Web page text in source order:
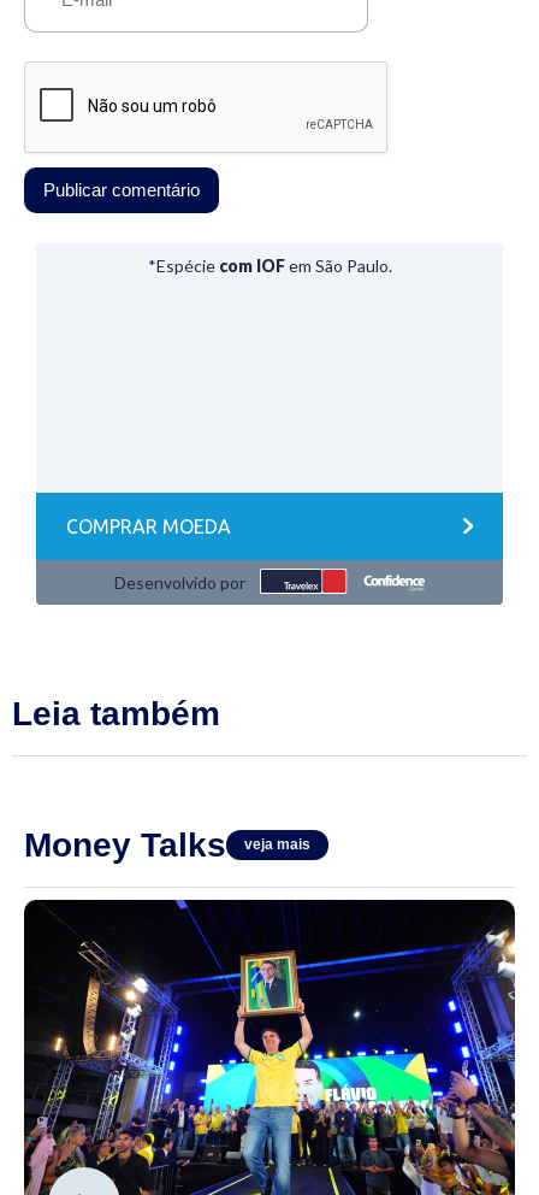
Leia também
Money Talks veja mais